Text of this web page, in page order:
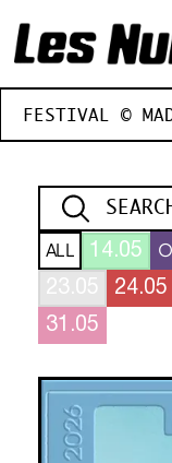
FESTIVAL ©
ALL 14.05
23.05
24.05
31.05